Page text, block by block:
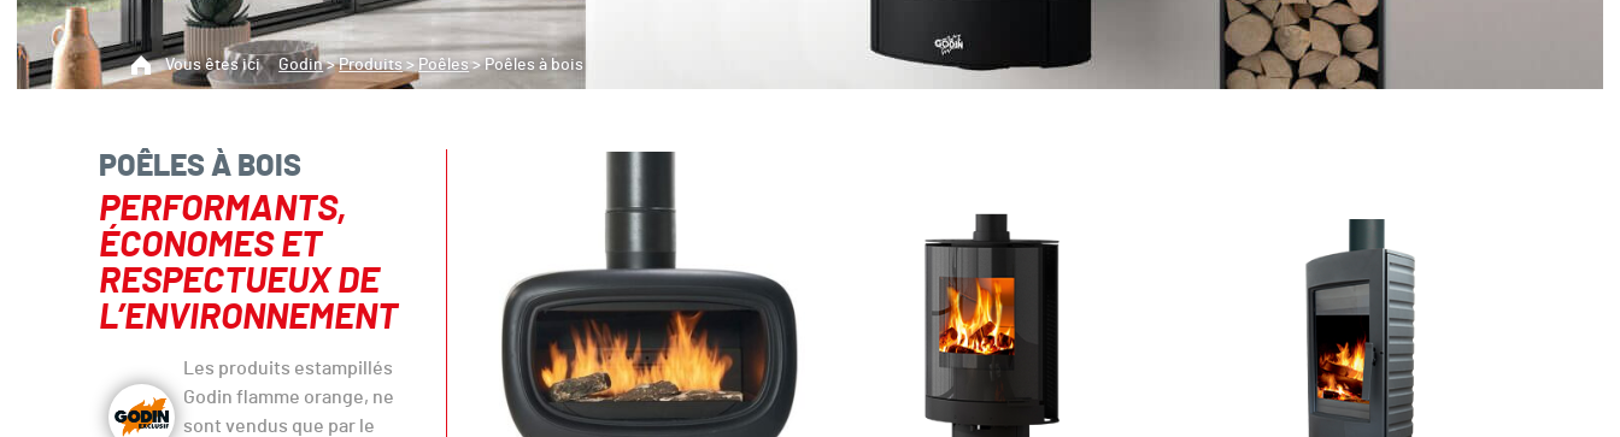
Vous êtes ici Godin>Produits > Poêles >Poêles à bois
POÊLES À BOIS
PERFORMANTS,
ÉCONOMES ET
RESPECTUEUX DE
L’ENVIRONNEMENT
Les produits estampillés
Godin flamme orange, ne
sont vendus que par le